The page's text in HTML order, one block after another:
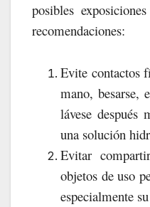
posibles
recomendaciones:
Evite contactos
mano, besarse,
lávese después
una solución
Evitar
objetos de uso
especialmente